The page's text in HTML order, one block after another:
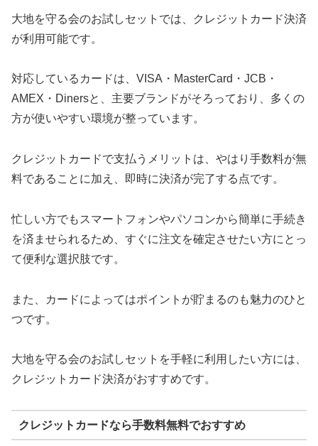
大地を守る会のお試しセットでは、クレジットカード決済
が利用可能です。
対応しているカードは、VISA・MasterCard・JCB・
AMEX・Dinersと、主要ブランドがそろっており、多くの
方が使いやすい環境が整っています。
クレジットカードで支払うメリットは、やはり手数料が無
料であることに加え、即時に決済が完了する点です。
忙しい方でもスマートフォンやパソコンから簡単に手続き
を済ませられるため、すぐに注文を確定させたい方にとっ
て便利な選択肢です。
また、カードによってはポイントが貯まるのも魅力のひと
つです。
大地を守る会のお試しセットを手軽に利用したい方には、
クレジットカード決済がおすすめです。
クレジットカードなら手数料無料でおすすめ